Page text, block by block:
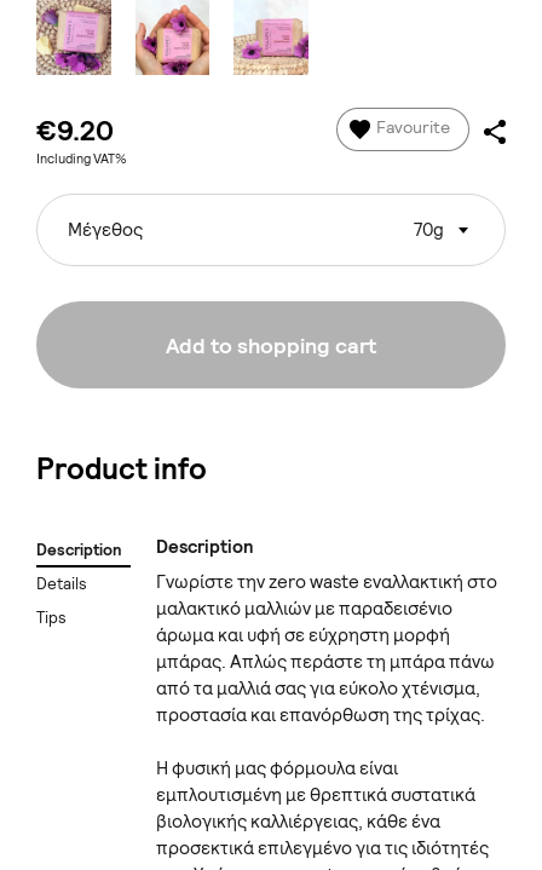
€9.20
Including VAT%
Favourite
Μέγεθος 70g
Add to shopping cart
Product info
Description
Details
Tips
Description
Γνωρίστε την zero waste εναλλακτική στο
μαλακτικό μαλλιών με παραδεισένιο
άρωμα και υφή σε εύχρηστη μορφή
μπάρας. Απλώς περάστε τη μπάρα πάνω
από τα μαλλιά σας για εύκολο χτένισμα,
προστασία και επανόρθωση της τρίχας.
Η φυσική μας φόρμουλα είναι
εμπλουτισμένη με θρεπτικά συστατικά
βιολογικής καλλιέργειας, κάθε ένα
προσεκτικά επιλεγμένο για τις ιδιότητές